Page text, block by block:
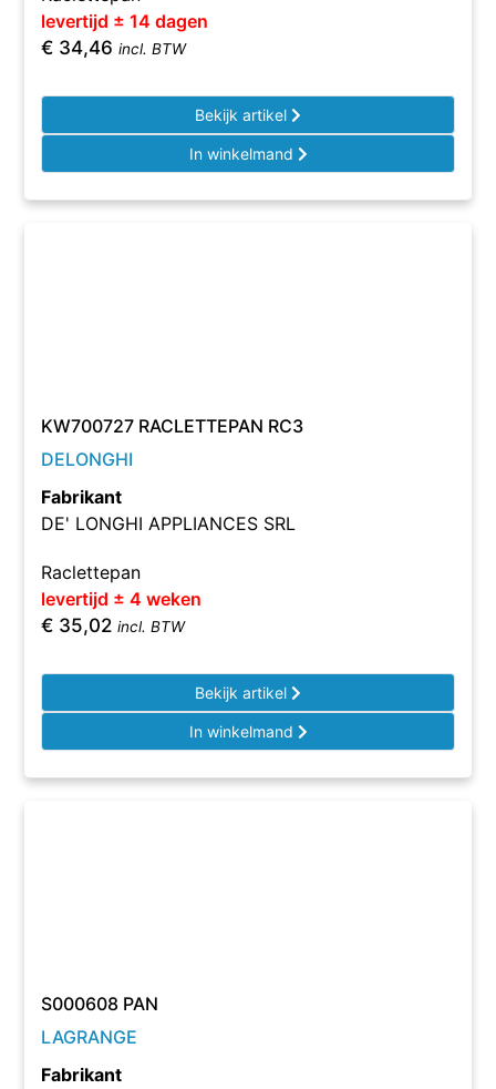
levertijd ± 14 dagen
€ 34,46 incl. BTW
Bekijk artikel
In winkelmand
KW700727 RACLETTEPAN RC3
DELONGHI
Fabrikant
DE' LONGHI APPLIANCES SRL
Raclettepan
levertijd ± 4 weken
€ 35,02 incl. BTW
Bekijk artikel
In winkelmand
S000608 PAN
LAGRANGE
Fabrikant